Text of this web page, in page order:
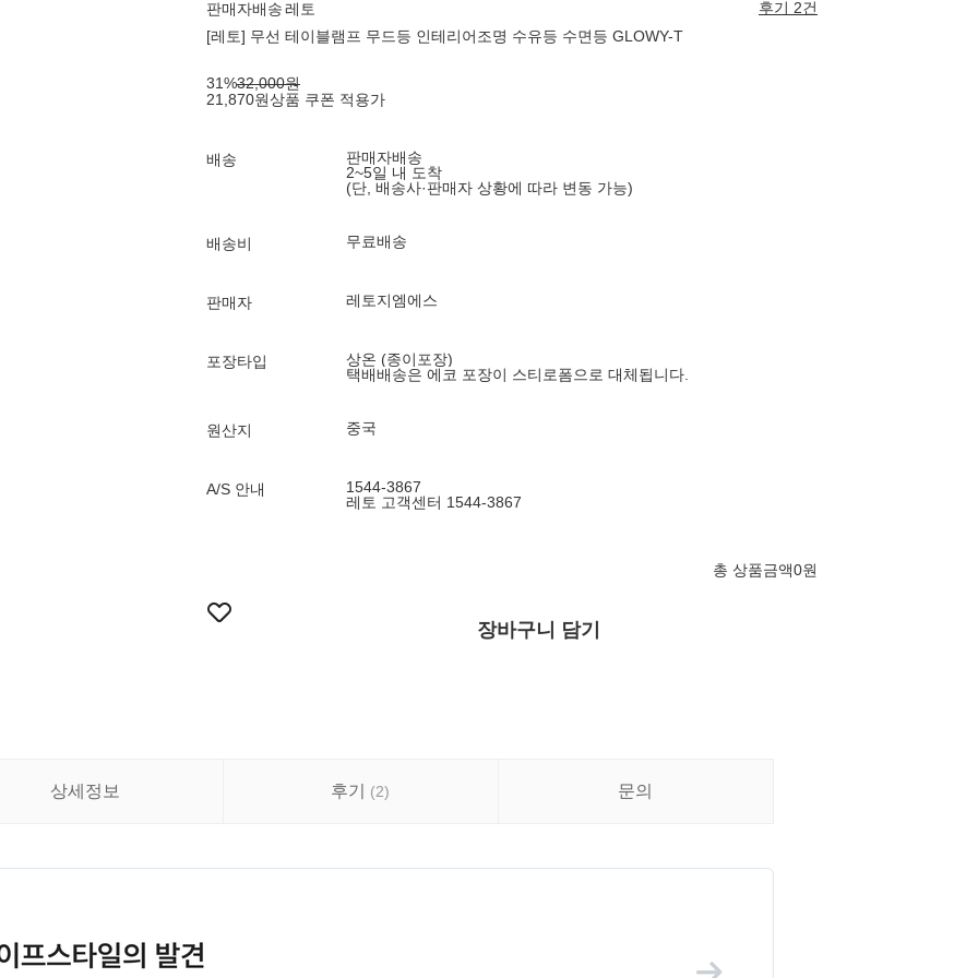
판매자배송레토
후기 2건
[레토] 무선 테이블램프 무드등 인테리어조명 수유등 수면등 GLOWY-T
31%32,000원
21,870원상품 쿠폰 적용가
배송
판매자배송
2~5일 내 도착
(단, 배송사·판매자 상황에 따라 변동 가능)
배송비 무료배송
판매자 레토지엠에스
포장타입
상온 (종이포장)
택배배송은 에코 포장이 스티로폼으로 대체됩니다.
원산지 중국
A/S 안내
1544-3867
레토 고객센터 1544-3867
총 상품금액0원
장바구니 담기
상세정보 후기 (2) 문의